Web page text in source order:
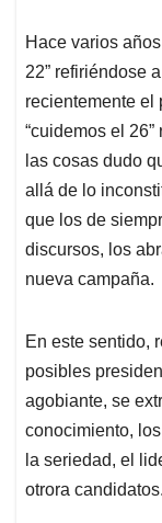
Hace varios
22” refiriéndose
recientemente el
“cuidemos el
las cosas dudo
allá de lo
que los de
discursos, los
nueva campaña.
En este sentido,
posibles
agobiante, se
conocimiento,
la seriedad, el
otrora candidatos.